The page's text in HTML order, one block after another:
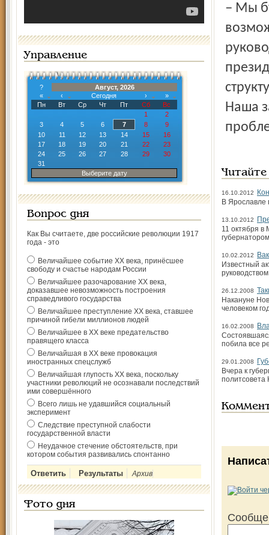
Управление
?
Август, 2026
«
‹ Сегодня ›
»
Пн
Вт Ср Чт Пт Сб
Вс
1
2
3
4 5 6 7 8
9
10
11 12 13 14 15
16
17
18 19 20 21 22
23
24
25 26 27 28 29
30
31
Выберите дату
Вопрос дня
Как Вы считаете, две российские революции 1917
года - это
Величайшее событие ХХ века, принёсшее
свободу и счастье народам России
Величайшее разочарование ХХ века,
доказавшее невозможность построения
справедливого государства
Величайшее преступление ХХ века, ставшее
причиной гибели миллионов людей
Величайшее в ХХ веке предательство
правящего класса
Величайшая в ХХ веке провокация
иностранных спецслужб
Величайшая глупость ХХ века, поскольку
участники революций не осознавали последствий
ими совершённого
Всего лишь не удавшийся социальный
эксперимент
Следствие преступной слабости
государственной власти
Неудачное стечение обстоятельств, при
котором события развивались спонтанно
Архив
Фото дня
– Мы будем стараться помочь населению, где это
Наша
16.10.2012
В Ярославле
13.10.2012
11 октября в
10.02.2012
Известный
26.12.2008
Накануне
человеком
16.02.2008
побила все
29.01.2008
Вчера к
политсовета